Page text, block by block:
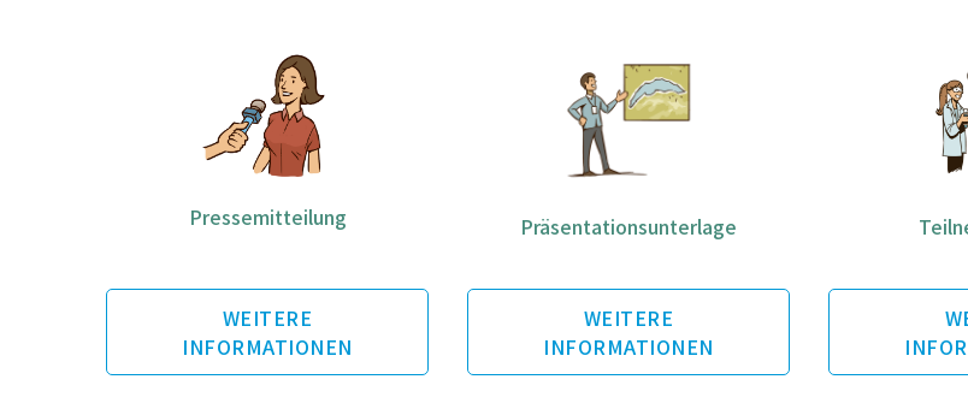
Pressemitteilung
WEITERE
INFORMATIONEN
Präsentationsunterlage
WEITERE
INFORMATIONEN